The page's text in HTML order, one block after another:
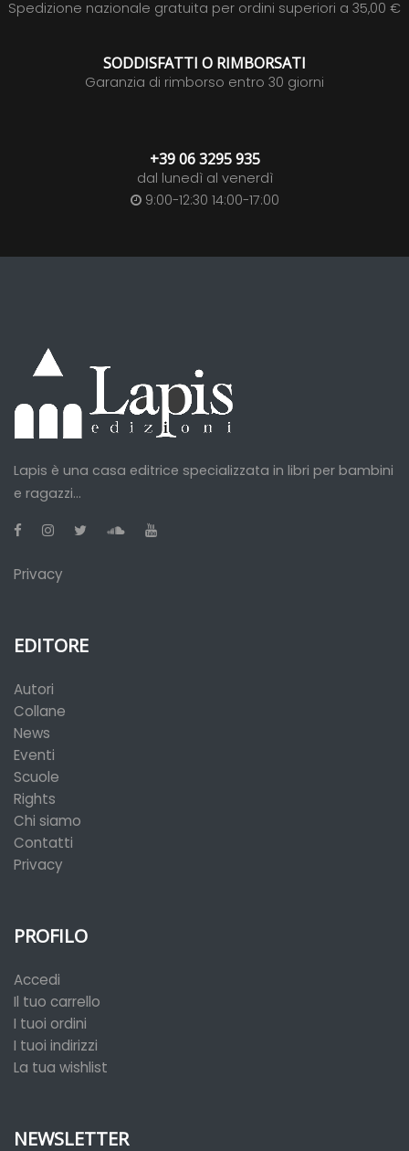
Spedizione nazionale gratuita per ordini superiori a 35,00 €
SODDISFATTI O RIMBORSATI
Garanzia di rimborso entro 30 giorni
+39 06 3295 935
dal lunedì al venerdì
9:00-12:30 14:00-17:00
Lapis è una casa editrice specializzata in libri per bambini
e ragazzi...
Privacy
EDITORE
Autori
Collane
News
Eventi
Scuole
Rights
Chi siamo
Contatti
Privacy
PROFILO
Accedi
Il tuo carrello
I tuoi ordini
I tuoi indirizzi
La tua wishlist
NEWSLETTER